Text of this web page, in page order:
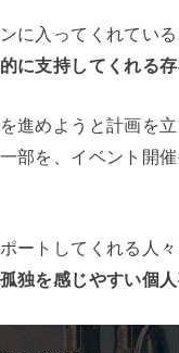
に入ってくれてい
に支持してくれる
進めようと計画を
部を、イベント開
ートしてくれる人
孤独を感じやすい個